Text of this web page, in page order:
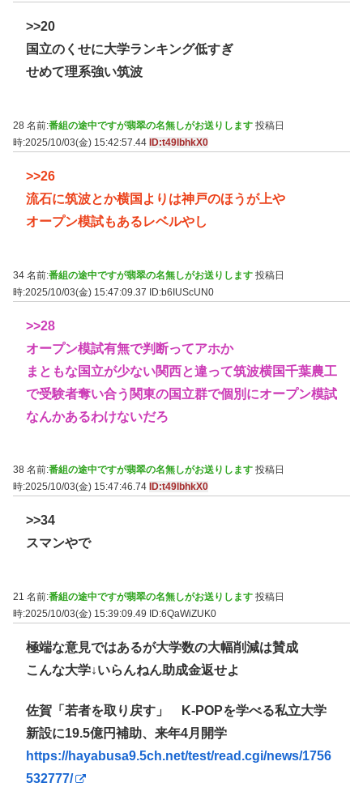
>>20
国立のくせに大学ランキング低すぎ
せめて理系強い筑波
28 名前:番組の途中ですが翡翠の名無しがお送りします 投稿日
時:2025/10/03(金) 15:42:57.44 ID:t49lbhkX0
>>26
流石に筑波とか横国よりは神戸のほうが上や
オープン模試もあるレベルやし
34 名前:番組の途中ですが翡翠の名無しがお送りします 投稿日
時:2025/10/03(金) 15:47:09.37 ID:b6IUScUN0
>>28
オープン模試有無で判断ってアホか
まともな国立が少ない関西と違って筑波横国千葉農工
で受験者奪い合う関東の国立群で個別にオープン模試
なんかあるわけないだろ
38 名前:番組の途中ですが翡翠の名無しがお送りします 投稿日
時:2025/10/03(金) 15:47:46.74 ID:t49lbhkX0
>>34
スマンやで
21 名前:番組の途中ですが翡翠の名無しがお送りします 投稿日
時:2025/10/03(金) 15:39:09.49 ID:6QaWiZUK0
極端な意見ではあるが大学数の大幅削減は賛成
こんな大学↓いらんねん助成金返せよ
佐賀「若者を取り戻す」 K-POPを学べる私立大学
新設に19.5億円補助、来年4月開学
https://hayabusa9.5ch.net/test/read.cgi/news/1756
532777/